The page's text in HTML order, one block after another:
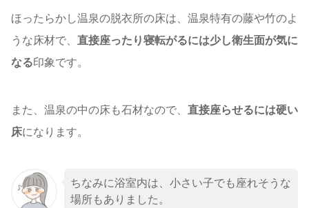
ほったらかし温泉の脱衣所の床は、温泉特有の藤や竹のよ
うな床材で、 直接座ったり寝転がるには少し衛生面が気に
なる印象です。
また、温泉の中の床も石材なので、 直接座らせるには硬い
床になります。
ちなみに浴室内は、小さい子でも座れそうな
場所もありました。